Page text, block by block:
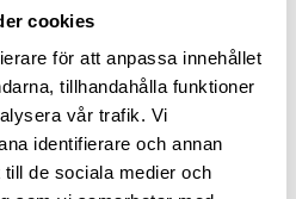
cookies
för att anpassa innehållet
tillhandahålla funktioner
vår trafik. Vi
identifierare och annan
de sociala medier och
2.0
elsvankstöd
Ventilerade framstolar
Digitala LED "Matrix"
trafik